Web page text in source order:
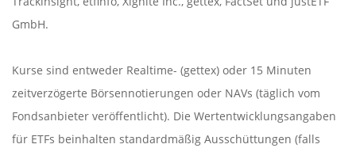
GmbH.
Kurse sind entweder Realtime- (gettex) oder 15 Minuten
zeitverzögerte Börsennotierungen oder NAVs (täglich vom
Fondsanbieter veröffentlicht). Die Wertentwicklungsangaben
für ETFs beinhalten standardmäßig Ausschüttungen (falls